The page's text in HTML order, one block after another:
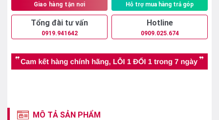
Giao hàng tận nơi Hỗ trợ mua hàng trả góp
Tổng đài tư vấn
0919.941642
Hotline
0909.025.674
MÔ TẢ SẢN PHẨM